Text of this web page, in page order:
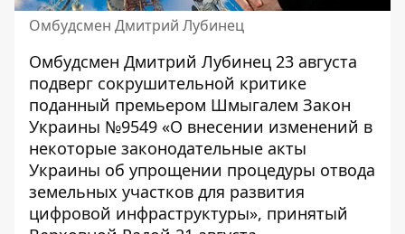
Омбудсмен Дмитрий Лубинец
Омбудсмен Дмитрий Лубинец 23 августа
подверг сокрушительной критике
поданный премьером Шмыгалем Закон
Украины №9549 «О внесении изменений в
некоторые законодательные акты
Украины об упрощении процедуры отвода
земельных участков для развития
цифровой инфраструктуры», принятый